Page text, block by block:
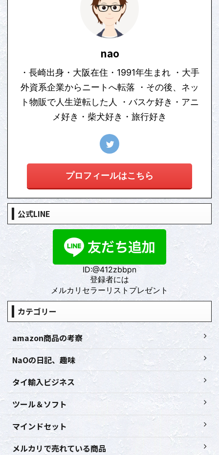
nao
・長崎出身・大阪在住・1991年生まれ ・大手
外資系企業からニートへ転落 ・その後、ネッ
ト物販で人生逆転した人 ・バスケ好き・アニ
メ好き・柴犬好き・旅行好き
プロフィールはこちら
公式LINE
ID:@412zbbpn
登録者には
メルカリセラーリストプレゼント
カテゴリー
amazon商品の考察
NaOの日記、趣味
タイ輸入ビジネス
ツール＆ソフト
マインドセット
メルカリで売れている商品